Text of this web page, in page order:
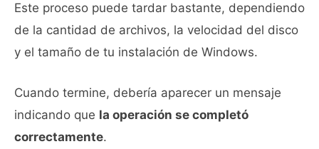
Este proceso puede tardar bastante, dependiendo
de la cantidad de archivos, la velocidad del disco
y el tamaño de tu instalación de Windows.
Cuando termine, debería aparecer un mensaje
indicando que la operación se completó
correctamente.